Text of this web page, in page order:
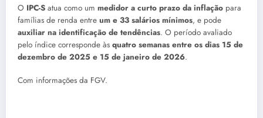
O IPC-S atua como um medidor a curto prazo da inflação para
famílias de renda entre um e 33 salários mínimos, e pode
auxiliar na identificação de tendências. O período avaliado
pelo índice corresponde às quatro semanas entre os dias 15 de
dezembro de 2025 e 15 de janeiro de 2026.
Com informações da FGV.